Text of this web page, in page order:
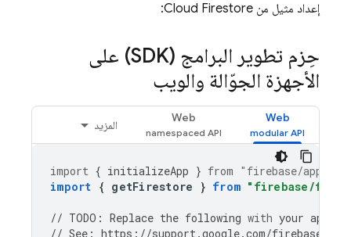
إعداد مثيل من Cloud Firestore
:
حِزم تطوير البرامج (SDK) على
الأجهزة الجوّالة والويب
Web
Web
المزيد
import { initializeApp } from "firebase/app"
import { getFirestore } from "firebase/
// TODO : Replace the following with your app
// See : https : //support.google.com/firebase